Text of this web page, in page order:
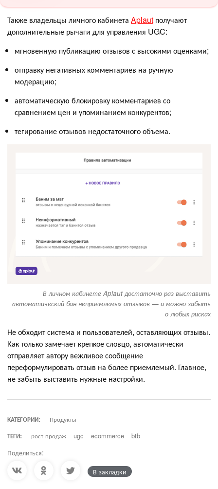
Также владельцы личного кабинета Aplaut получают
дополнительные рычаги для управления UGC:
мгновенную публикацию отзывов с высокими оценками;
отправку негативных комментариев на ручную
модерацию;
автоматическую блокировку комментариев со
сравнением цен и упоминанием конкурентов;
тегирование отзывов недостаточного объема.
В личном кабинете Aplaut достаточно раз выставить
автоматический бан неприемлемых отзывов — и можно забыть
о любых рисках
Не обходит система и пользователей, оставляющих отзывы.
Как только замечает крепкое словцо, автоматически
отправляет автору вежливое сообщение
переформулировать отзыв на более приемлемый. Главное,
не забыть выставить нужные настройки.
КАТЕГОРИИ:
Продукты
ТЕГИ:
рост продаж ugc ecommerce btb
Поделиться:
В закладки